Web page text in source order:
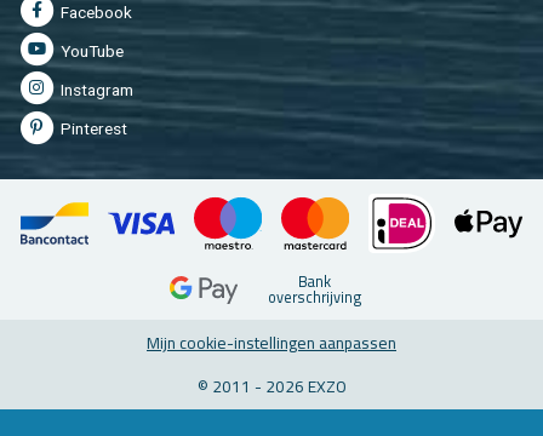
Fa­cebook
You­Tu­be
In­st­agram
Pin­te­rest
Bank
over­schrij­ving
Mijn coo­kie-in­stel­lin­gen aan­pas­sen
© 2011 - 2026 EXZO